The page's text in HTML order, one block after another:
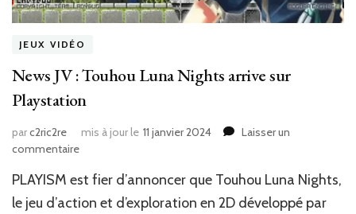
JEUX VIDÉO
News JV : Touhou Luna Nights arrive sur
Playstation
parc2ric2re mis à jour le 11 janvier 2024
Laisser un
commentairesur
JV
:
PLAYISM est fier d’annoncer que Touhou Luna Nights,
le jeu d’action et d’exploration en 2D développé par